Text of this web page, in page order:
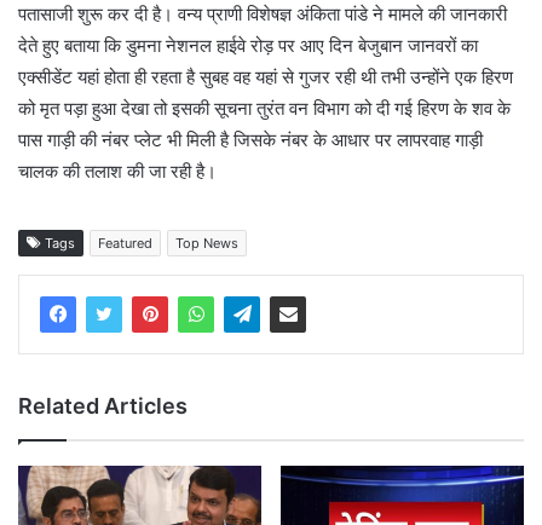
पतासाजी शुरू कर दी है। वन्य प्राणी विशेषज्ञ अंकिता पांडे ने मामले की जानकारी
देते हुए बताया कि डुमना नेशनल हाईवे रोड़ पर आए दिन बेजुबान जानवरों का
एक्सीडेंट यहां होता ही रहता है सुबह वह यहां से गुजर रही थी तभी उन्होंने एक हिरण
को मृत पड़ा हुआ देखा तो इसकी सूचना तुरंत वन विभाग को दी गई हिरण के शव के
पास गाड़ी की नंबर प्लेट भी मिली है जिसके नंबर के आधार पर लापरवाह गाड़ी
चालक की तलाश की जा रही है।
Tags Featured Top News
Related Articles